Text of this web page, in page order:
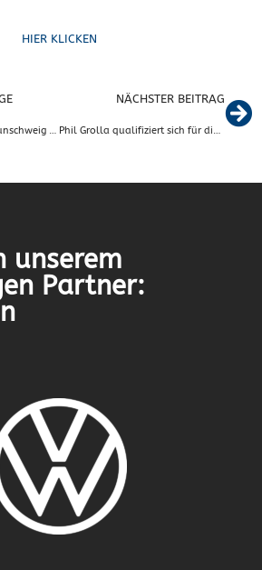
HIER KLICKEN
Felix Kühne lief in Braunschweig und Rudi Schmidt in Los Angeles
NÄCHSTER BEITRAG
Phil Grolla qualifiziert sich für die WM in der Schweiz
unserem
Partner: